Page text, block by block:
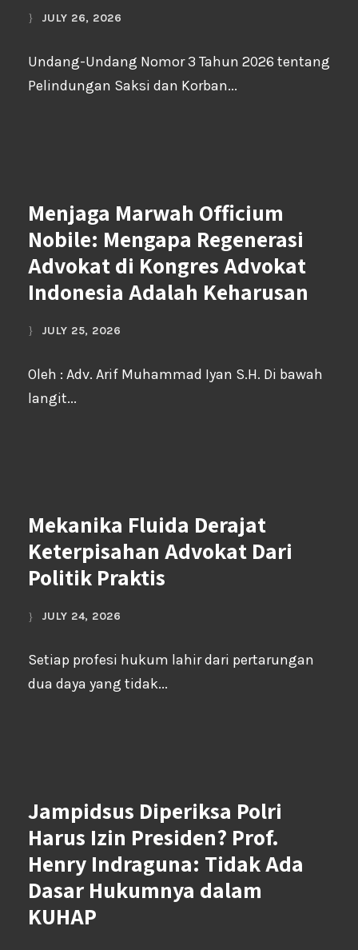
JULY 26, 2026
Undang-Undang Nomor 3 Tahun 2026 tentang
Pelindungan Saksi dan Korban...
Menjaga Marwah Officium
Nobile: Mengapa Regenerasi
Advokat di Kongres Advokat
Indonesia Adalah Keharusan
JULY 25, 2026
Oleh : Adv. Arif Muhammad Iyan S.H. Di bawah
langit...
Mekanika Fluida Derajat
Keterpisahan Advokat Dari
Politik Praktis
JULY 24, 2026
Setiap profesi hukum lahir dari pertarungan
dua daya yang tidak...
Jampidsus Diperiksa Polri
Harus Izin Presiden? Prof.
Henry Indraguna: Tidak Ada
Dasar Hukumnya dalam
KUHAP